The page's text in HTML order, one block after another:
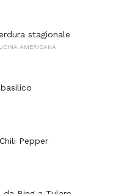
stagionale
AMERICANA
Pepper